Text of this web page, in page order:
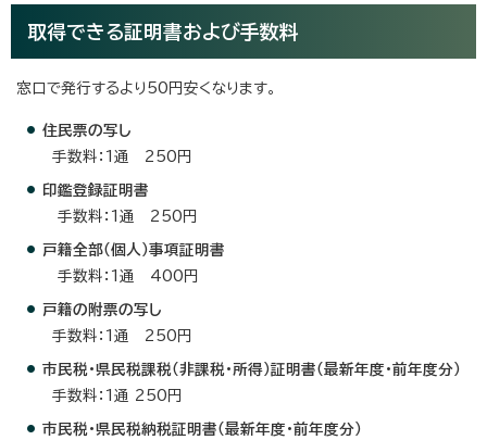
取得できる証明書および手数料
窓口で発行するより50円安くなります。
住民票の写し
手数料：1通 250円
印鑑登録証明書
手数料：1通 250円
戸籍全部（個人）事項証明書
手数料：1通 400円
戸籍の附票の写し
手数料：1通 250円
市民税・県民税課税（非課税・所得）証明書（最新年度・前年度分）
手数料：1通 250円
市民税・県民税納税証明書（最新年度・前年度分）